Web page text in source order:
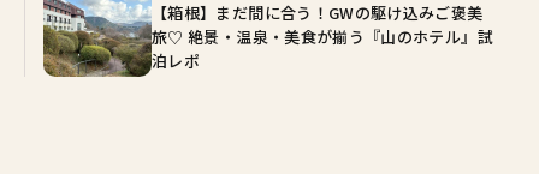
【箱根】まだ間に合う！GWの駆け込みご褒美
旅♡ 絶景・温泉・美食が揃う『山のホテル』試
泊レポ